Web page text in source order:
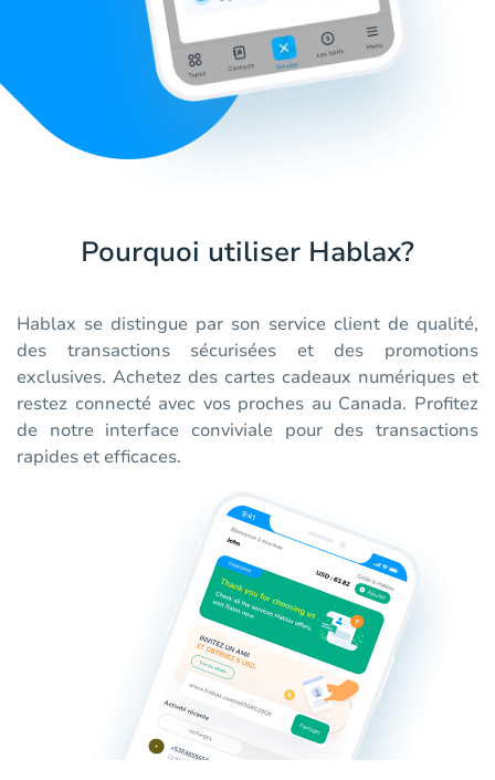
Pourquoi utiliser Hablax?
Hablax se distingue par son service client de qualité,
des transactions sécurisées et des promotions
exclusives. Achetez des cartes cadeaux numériques et
restez connecté avec vos proches au Canada. Profitez
de notre interface conviviale pour des transactions
rapides et efficaces.